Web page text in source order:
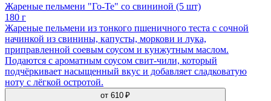
Жареные пельмени "Го-Те" со свининой (5 шт)
180 г
Жареные пельмени из тонкого пшеничного теста с сочной
начинкой из свинины, капусты, моркови и лука,
приправленной соевым соусом и кунжутным маслом.
Подаются с ароматным соусом свит-чили, который
подчёркивает насыщенный вкус и добавляет сладковатую
ноту с лёгкой остротой.
от 610 ₽